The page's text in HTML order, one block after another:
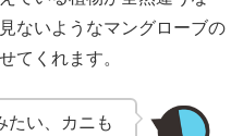
ないようなマングローブの
てくれます。
たい、カニも